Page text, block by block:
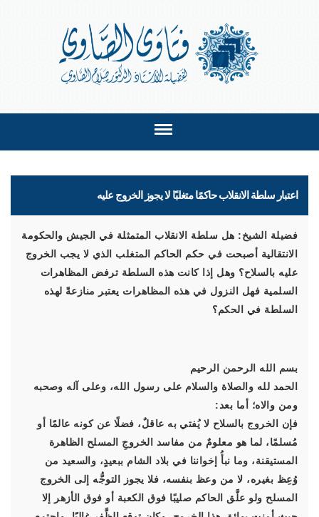
اعتبار سلطة الانقلاب حاكمًا متغلبًا لا يجوز الخروج عليه
فضيلة الشيخ: هل سلطة الانقلاب المتمثلة في الجيش والحكومة
الانتقالية أصبحت في حكم الحاكم المتغلب الذي لا يجب الخروج
عليه بالسلاح؟ وهل إذا كانت هذه السلطة ترفض المظاهرات
السلمية فهل النزول في هذه المظاهرات يعتبر منازعةً لهذه
السلطة في الحكم؟
بسم الله الرحمن الرحيم
الحمد لله والصلاة والسلام على رسول الله، وعلى آله وصحبه
ومن والاه؛ أما بعد:
فإن الخروج بالسلاح لا يُفتي به عاقلٌ، فضلًا عن كونه عالمًا أو
مُسلمًا، لما هو معلومٌ من مفاسد الخروجِ المسلح الظاهرة
المستيقنة، وما نبأُ إخواننا في بلاد الشام ببعيدٍ، والسعيد من
وُعِظ بغيره، لا من وعظ بنفسه، فلا يجوز التوجُّه إلى الخروج
المسلح ولو علَّق الحاكم صليبًا فوق الكعبة أو فوق الأزهر إلا